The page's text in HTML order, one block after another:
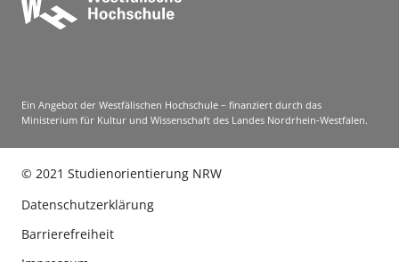
Ein Angebot der Westfälischen Hochschule – finanziert durch das
Ministerium für Kultur und Wissenschaft des Landes Nordrhein-Westfalen.
© 2021 Studienorientierung NRW
Datenschutzerklärung
Barrierefreiheit